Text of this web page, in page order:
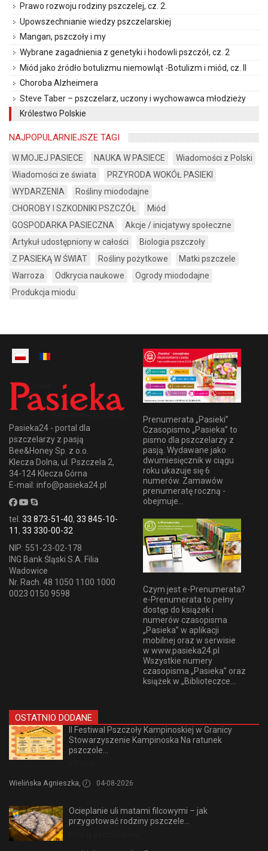
Prawo rozwoju rodziny pszczelej, cz. 2.
Upowszechnianie wiedzy pszczelarskiej
Mangan, pszczoły i my
Wybrane zagadnienia z genetyki i hodowli pszczół, cz. 2
Miód jako źródło botulizmu niemowląt -Botulizm i miód, cz. II
Choroba Alzheimera
Steve Taber – pszczelarz, uczony i wychowawca młodzieży
Królestwo Polskie
NAJPOPULARNIEJSZE TAGI
W MOJEJ PASIECE NAUKA W PASIECE
Wiadomości z Polski
Wiadomości ze świata
PRZYRODA WOKÓŁ PASIEKI
WYDARZENIA
Rośliny miododajne
CHOROBY I SZKODNIKI PSZCZÓŁ
Miód
GOSPODARKA PASIECZNA
Akcje / inicjatywy społeczne
Artykuł udostępniony w całości
Biologia pszczoły
Z PASIEKĄ W ŚWIAT
Rośliny pożytkowe
Matki pszczele
Warroza
Odkrycia naukowe
Ogrody miododajne
Produkcja miodu
Pasieka24 - portal dla
pszczelarzy z pasją
Bee&Honey Sp. z o.o.
Klecza Dolna, ul. Pszczela 2,
34-124 Klecza Górna
E-mail: info@pasieka24.pl
tel. 33 873-51-40, 33 845-10-
11, 33 330-00-32
NIP: 551-23-02-178
ING Bank Śląski S.A. Filia
Wadowice
Nr. Rach. 48 1050 1100 1000
0023 0150 9598
Prenumerata „Pasieki”
Czasopismo „Pasieka” to
pismo dla pszczelarzy z
pasją. Wydawane jako
dwumiesięcznik w ciągu
roku ukazuje się 6
numerów. Zamawów
prenumeratę roczną -
obejmuje...
Czym jest e-Prenumerata?
e-Prenumerata to pełny
dostęp do książek i
numerów czasopisma
„Pasieka” w aplikacji
mobilnej oraz w serwisie
w www.pasieka24.pl
Wszystkie numery
czasopisma „Pasieka” oraz
książek w „Biblioteczce...
OSTATNIO DODANE
II Festiwal Pszczoły Kampinoskiej w Granicy
Stowarzyszenie Kampinoska Na ratunek
pszczole...
Wielińska Agnieszka, 04-08-2026
Ocieplanie uli matami filcowymi – jak
przygotować rodziny pszczele...